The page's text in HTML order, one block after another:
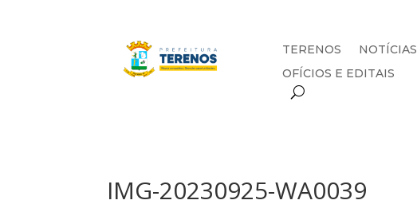
TERENOS NOTÍCIAS
OFÍCIOS E EDITAIS
IMG-20230925-WA0039